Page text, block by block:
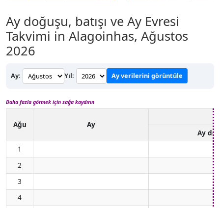
Ay doğuşu, batışı ve Ay Evresi
Takvimi in Alagoinhas, Ağustos
2026
Ay: Yıl: Ay verilerini görüntüle
Daha fazla görmek için sağa kaydırın
Ağu
Ay
Ay
1
2
3
4